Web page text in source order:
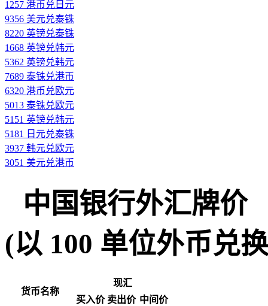
1257 港币兑日元
9356 美元兑泰铢
8220 英镑兑泰铢
1668 英镑兑韩元
5362 英镑兑韩元
7689 泰铢兑港币
6320 港币兑欧元
5013 泰铢兑欧元
5151 英镑兑韩元
5181 日元兑泰铢
3937 韩元兑欧元
3051 美元兑港币
中国银行外汇牌价
(以 100 单位外币兑
货币名称
现汇
买入价 卖出价 中间价